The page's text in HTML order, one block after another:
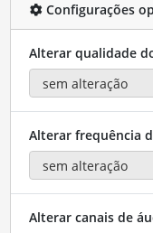
Configurações
Alterar qualidade
Alterar frequência
Alterar canais de